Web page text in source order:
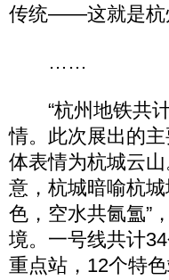
传统――这就是杭
……
“杭州地铁共计
情。此次展出的
体表情为杭城云
意，杭城暗喻杭
色，空水共氤氲”
境。一号线共计
重点站，12个特